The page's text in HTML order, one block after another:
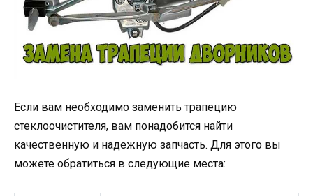
Если вам необходимо заменить трапецию
стеклоочистителя, вам понадобится найти
качественную и надежную запчасть. Для этого вы
можете обратиться в следующие места: